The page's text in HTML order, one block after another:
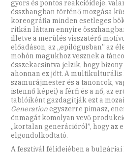
gyors és pontos reakcióideje,
összhangban történő mozgása
koreográfia minden esetleges
ritkán láttam ennyire
illetve a merülés visszatérő
előadáson, az „epilógusban” az
mohón magukhoz vesznek a
összekacsintva jelzik, hogy
ahonnan ez jött. A
szamurájmester és a tanoncok,
istennő képei) a férfi és a nő, az
tablóiként gazdagítják ezt a
Generation egyszerre pimasz,
önmagát komolyan vevő
„kortalan generációról”, hogy az
elgondolkodtató.
A fesztivál félidejében a bulgáriai